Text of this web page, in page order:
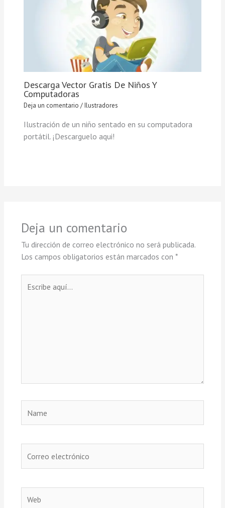
Descarga Vector Gratis De Niños Y
Computadoras
Deja un comentario /Ilustradores
Ilustración de un niño sentado en su computadora
portátil. ¡Descarguelo aqui!
Deja un comentario
Tu dirección de correo electrónico no será publicada.
Los campos obligatorios están marcados con *
aquí...
electrónico